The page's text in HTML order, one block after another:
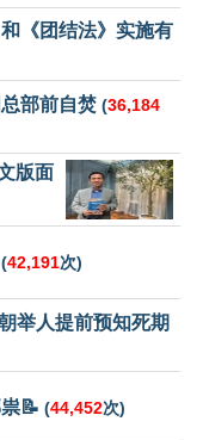
《团结法》实施有
部前自焚 (36,184
版面
(42,191次)
举人提前预知死期
📝 (44,452次)